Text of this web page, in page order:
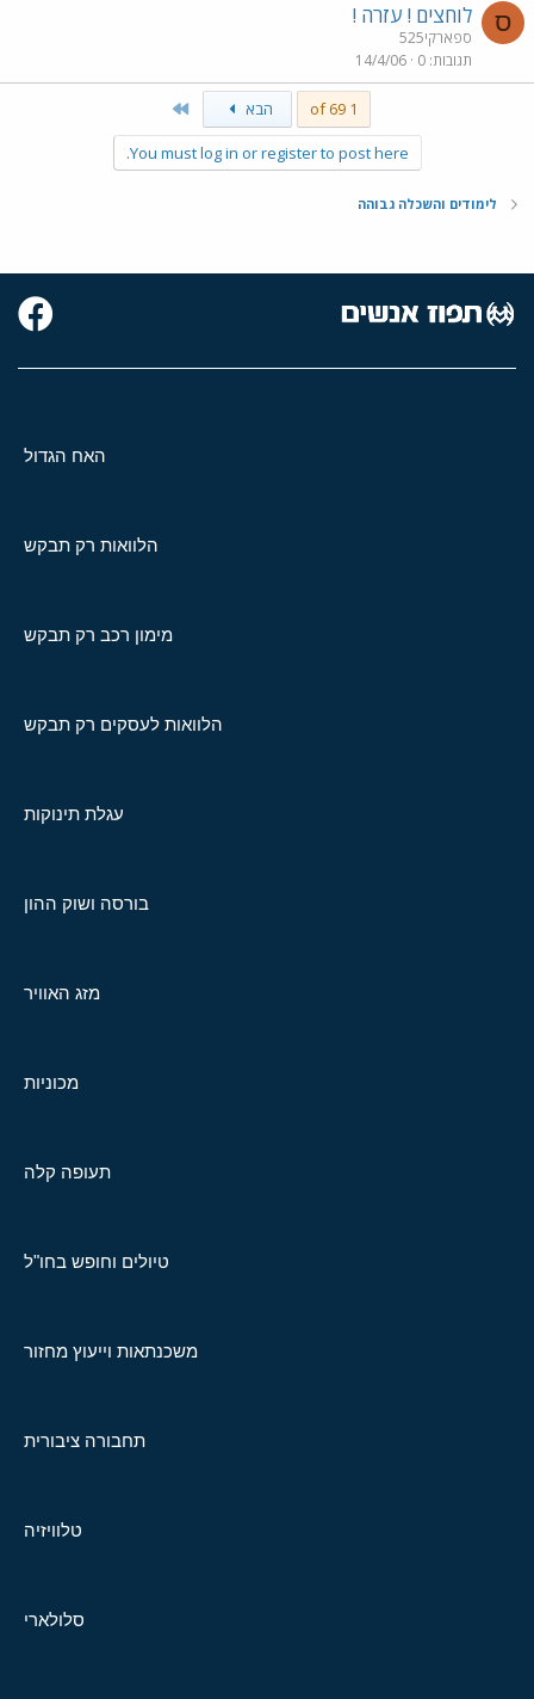
ס לוחצים ! עזרה !
ספארקי525
תגובות 0
14/4/06
1 of 69 הבא
You must log in or register to post here.
לימודים והשכלה גבוהה
האח הגדול
הלוואות רק תבקש
מימון רכב רק תבקש
הלוואות לעסקים רק תבקש
עגלת תינוקות
בורסה ושוק ההון
מזג האוויר
מכוניות
תעופה קלה
טיולים וחופש בחו"ל
משכנתאות וייעוץ מחזור
תחבורה ציבורית
טלוויזיה
סלולארי